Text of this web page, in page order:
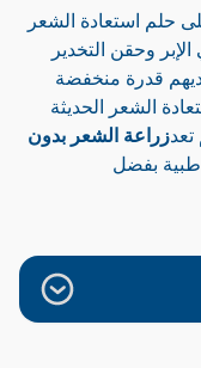
حلم استعادة الشعر
وحقن التخدير
قدرة منخفضة
الشعر الحديثة
زراعة الشعر بدون
بفضل